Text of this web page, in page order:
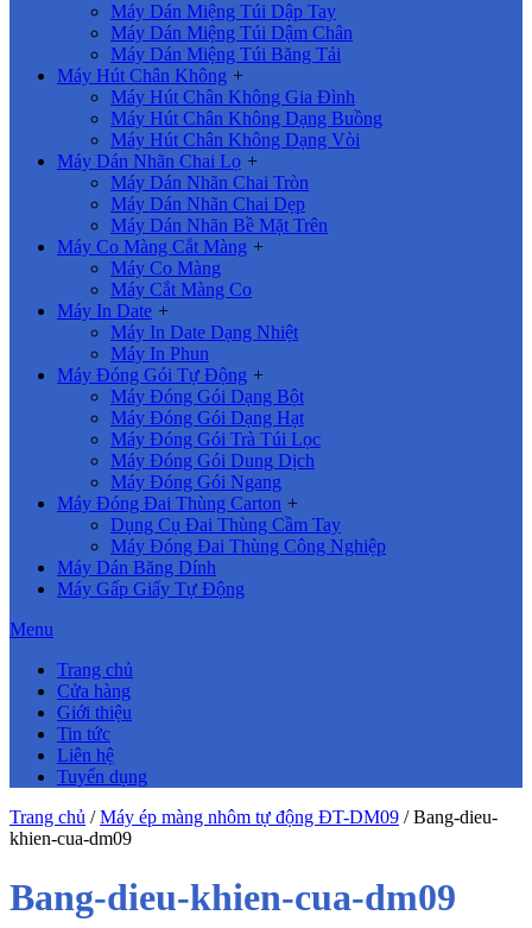
Máy Dán Miệng Túi Dập Tay
Máy Dán Miệng Túi Dậm Chân
Máy Dán Miệng Túi Băng Tải
Máy Hút Chân Không +
Máy Hút Chân Không Gia Đình
Máy Hút Chân Không Dạng Buồng
Máy Hút Chân Không Dạng Vòi
Máy Dán Nhãn Chai Lọ +
Máy Dán Nhãn Chai Tròn
Máy Dán Nhãn Chai Dẹp
Máy Dán Nhãn Bề Mặt Trên
Máy Co Màng Cắt Màng +
Máy Co Màng
Máy Cắt Màng Co
Máy In Date +
Máy In Date Dạng Nhiệt
Máy In Phun
Máy Đóng Gói Tự Động +
Máy Đóng Gói Dạng Bột
Máy Đóng Gói Dạng Hạt
Máy Đóng Gói Trà Túi Lọc
Máy Đóng Gói Dung Dịch
Máy Đóng Gói Ngang
Máy Đóng Đai Thùng Carton +
Dụng Cụ Đai Thùng Cầm Tay
Máy Đóng Đai Thùng Công Nghiệp
Máy Dán Băng Dính
Máy Gấp Giấy Tự Động
Menu
Trang chủ
Cửa hàng
Giới thiệu
Tin tức
Liên hệ
Tuyển dụng
Trang chủ /Máy ép màng nhôm tự động ĐT-DM09 /Bang-dieu-
khien-cua-dm09
Bang-dieu-khien-cua-dm09